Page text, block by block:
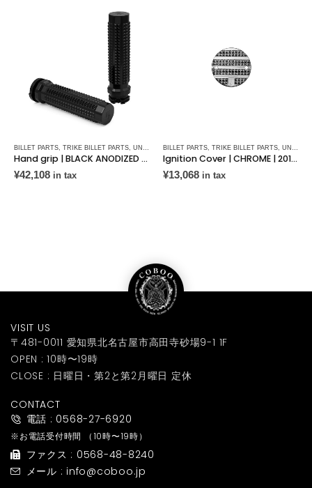
BILLET PARTS, TRIKE BILLET PARTS, UNITED BLOCK CUSTOMS
Hand grip | BLACK ANODIZED | 1984~Cable Throttle | CBA02C
¥42,108 in tax
BILLET PARTS, TRIKE BILLET PARTS, UNITED BLOCK CUSTOMS
Ignition Cover | CHROME | 2017~ Milwaukee Eight. | AAA03B
¥13,068 in tax
VISIT US
〒481-0011 愛知県北名古屋市高田寺砂場9-1 1F
OPEN : 10時〜19時
CLOSE : 日曜日・第2と第2月曜日 定休
CONTACT
電話 : 0568-27-6920
※お電話受付時間 （10時〜19時）
ファクス : 0568-48-8240
メール : info@coboo.jp